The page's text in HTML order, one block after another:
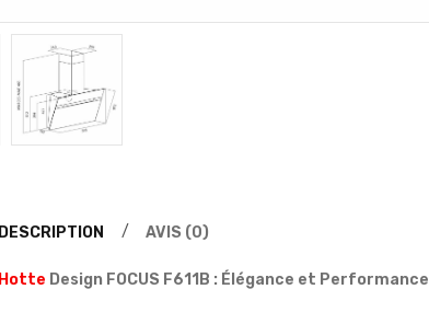
DESCRIPTION AVIS (0)
Hotte Design FOCUS F611B : Élégance et Performance